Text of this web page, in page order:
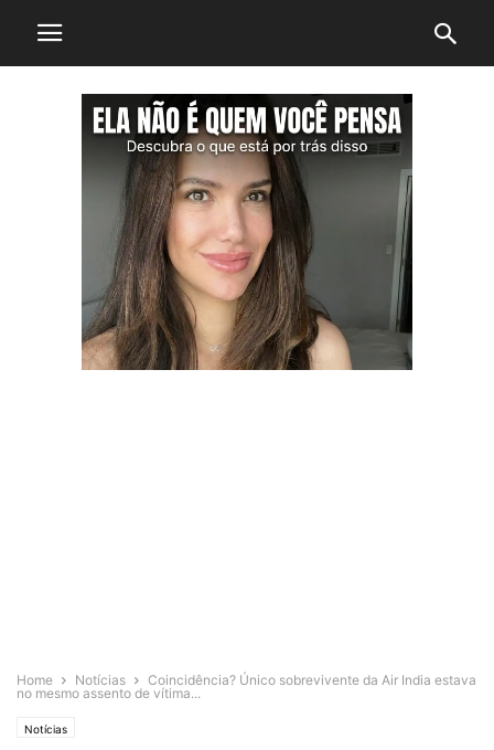
Home Notícias
Coincidência? Único sobrevivente da Air India estava
no mesmo assento de vítima...
Notícias